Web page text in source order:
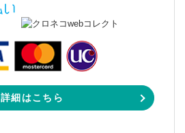
詳細はこちら